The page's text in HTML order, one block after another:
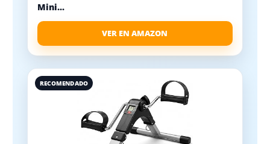
Mini...
VER EN AMAZON
RECOMENDADO